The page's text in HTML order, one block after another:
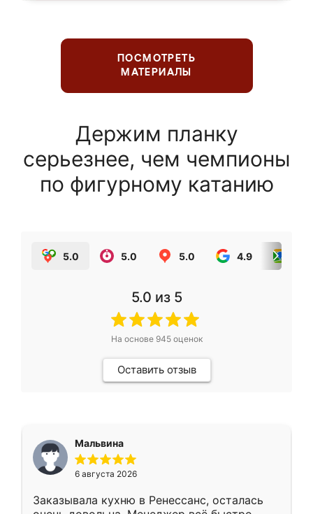
ПОСМОТРЕТЬ
МАТЕРИАЛЫ
Держим планку
серьезнее, чем чемпионы
по фигурному катанию
5.0 5.0 5.0 4.9
5.0 из 5
На основе 945оценок
Оставить отзыв
Мальвина
6 августа 2026
Заказывала кухню в Ренессанс, осталась